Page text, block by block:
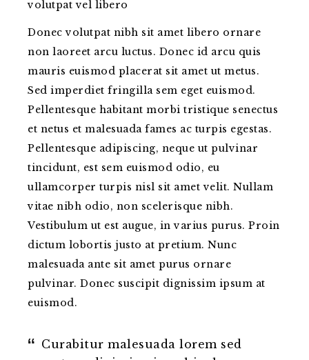
volutpat vel libero
Donec volutpat nibh sit amet libero ornare
non laoreet arcu luctus. Donec id arcu quis
mauris euismod placerat sit amet ut metus.
Sed imperdiet fringilla sem eget euismod.
Pellentesque habitant morbi tristique senectus
et netus et malesuada fames ac turpis egestas.
Pellentesque adipiscing, neque ut pulvinar
tincidunt, est sem euismod odio, eu
ullamcorper turpis nisl sit amet velit. Nullam
vitae nibh odio, non scelerisque nibh.
Vestibulum ut est augue, in varius purus. Proin
dictum lobortis justo at pretium. Nunc
malesuada ante sit amet purus ornare
pulvinar. Donec suscipit dignissim ipsum at
euismod.
Curabitur malesuada lorem sed